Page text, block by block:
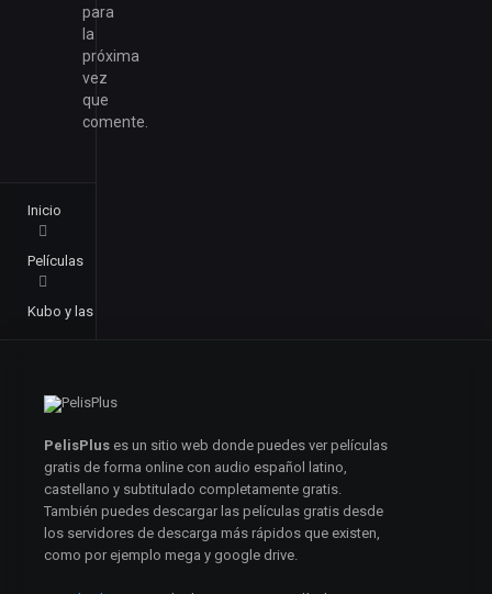
para
la
próxima
vez
que
comente.
Inicio
Películas
Kubo y las dos cuerdas mágicas (2016)
PelisPlus es un sitio web donde puedes ver películas
gratis de forma online con audio español latino,
castellano y subtitulado completamente gratis.
También puedes descargar las películas gratis desde
los servidores de descarga más rápidos que existen,
como por ejemplo mega y google drive.